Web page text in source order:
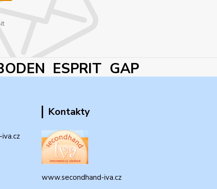
ESPRIT GAP
Kontakty
www.secondhand-iva.cz